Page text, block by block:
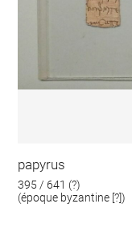
papyrus
395 / 641 (?)
(époque byzantine [?])